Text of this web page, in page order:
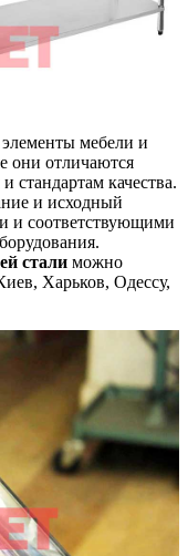
мебели и
они отличаются
стандартам качества.
и исходный
и соответствующими
стали можно
Харьков, Одессу,